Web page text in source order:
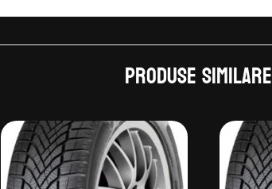
Produse similare